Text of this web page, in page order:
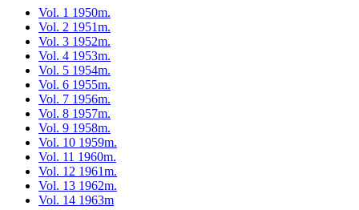
Vol. 1 1950m.
Vol. 2 1951m.
Vol. 3 1952m.
Vol. 4 1953m.
Vol. 5 1954m.
Vol. 6 1955m.
Vol. 7 1956m.
Vol. 8 1957m.
Vol. 9 1958m.
Vol. 10 1959m.
Vol. 11 1960m.
Vol. 12 1961m.
Vol. 13 1962m.
Vol. 14 1963m